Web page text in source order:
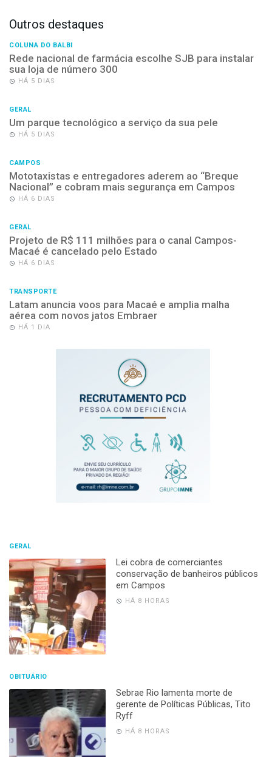
Outros destaques
COLUNA DO BALBI
Rede nacional de farmácia escolhe SJB para instalar
sua loja de número 300
HÁ 5 DIAS
GERAL
Um parque tecnológico a serviço da sua pele
HÁ 5 DIAS
CAMPOS
Mototaxistas e entregadores aderem ao “Breque
Nacional” e cobram mais segurança em Campos
HÁ 6 DIAS
GERAL
Projeto de R$ 111 milhões para o canal Campos-
Macaé é cancelado pelo Estado
HÁ 6 DIAS
TRANSPORTE
Latam anuncia voos para Macaé e amplia malha
aérea com novos jatos Embraer
HÁ 1 DIA
GERAL
Lei cobra de comerciantes
conservação de banheiros públicos
em Campos
HÁ 8 HORAS
OBITUÁRIO
Sebrae Rio lamenta morte de
gerente de Políticas Públicas, Tito
Ryff
HÁ 8 HORAS